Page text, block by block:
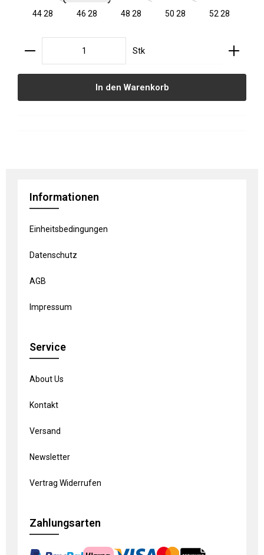
44 28 46 28 48 28 50 28 52 28
Produkt Anzahl: Gib den gewünschten Wert ein
Stk
In den Warenkorb
Informationen
Einheitsbedingungen
Datenschutz
AGB
Impressum
Service
About Us
Kontakt
Versand
Newsletter
Vertrag Widerrufen
Zahlungsarten